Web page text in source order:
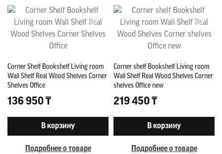
Corner Shelf Bookshelf Living room
Wall Shelf Real Wood Shelves Corner
Shelves Office
136 950 ₸
В корзину
Подробнее о товаре
Corner shelf Bookshelf Living room
Wall Shelf Real Wood Shelves Corner
shelves Office new
219 450 ₸
В корзину
Подробнее о товаре